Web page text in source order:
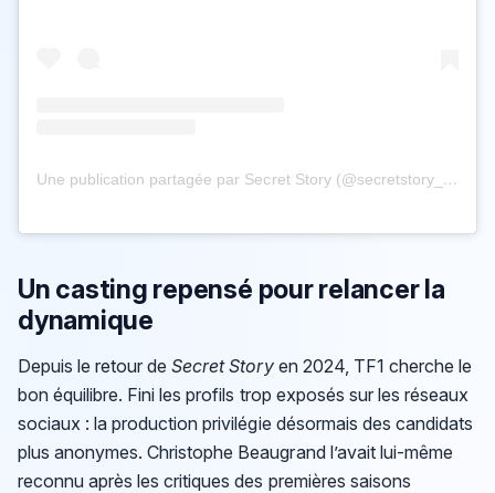
Une publication partagée par Secret Story (@secretstory_tf1)
Un casting repensé pour relancer la
dynamique
Depuis le retour deSecret Storyen 2024, TF1 cherche le
bon équilibre. Fini les profils trop exposés sur les réseaux
sociaux : la production privilégie désormais des candidats
plus anonymes. Christophe Beaugrand l’avait lui-même
reconnu après les critiques des premières saisons